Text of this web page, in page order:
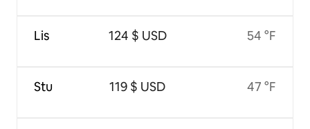
Lis
Stu
124 $ USD
119 $ USD
54 °F
47 °F